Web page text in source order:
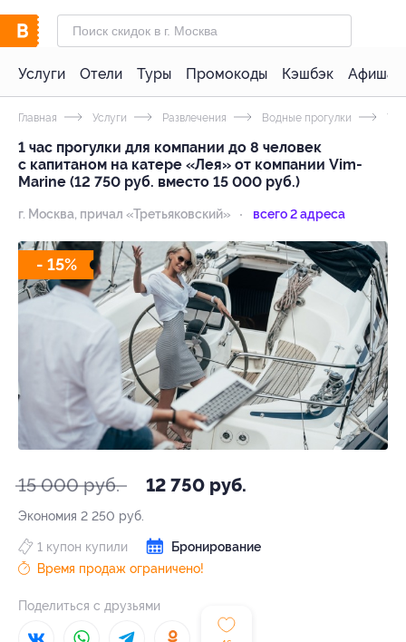
Услуги Отели Туры Промокоды Кэшбэк Афиша
Главная Услуги Развлечения Водные прогулки
1 час прогулки для компании до 8 человек
с капитаном на катере «Лея» от компании Vim-
Marine (12 750 руб. вместо 15 000 руб.)
г. Москва, причал «Третьяковский» всего 2 адреса
- 15%
15 000 руб. 12 750 руб.
Экономия 2 250 руб.
1 купон купили
Бронирование
Время продаж ограничено!
Поделиться с друзьями